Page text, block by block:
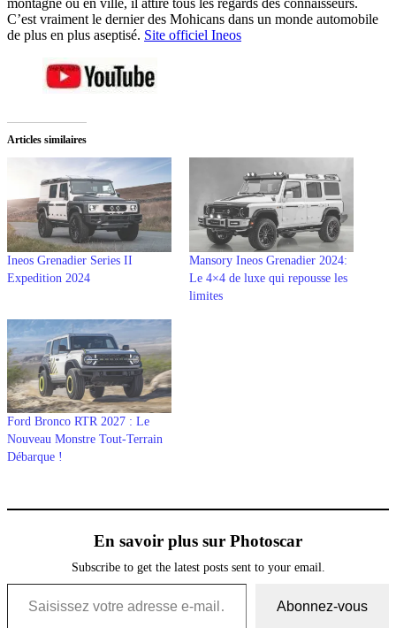
montagne ou en ville, il attire tous les regards des connaisseurs.
C’est vraiment le dernier des Mohicans dans un monde automobile
de plus en plus aseptisé. Site officiel Ineos
Articles similaires
Ineos Grenadier Series II
Expedition 2024
Mansory Ineos Grenadier 2024:
Le 4×4 de luxe qui repousse les
limites
Ford Bronco RTR 2027 : Le
Nouveau Monstre Tout-Terrain
Débarque !
En savoir plus sur Photoscar
Subscribe to get the latest posts sent to your email.
Saisissez votre adresse e-mail…
Abonnez-vous